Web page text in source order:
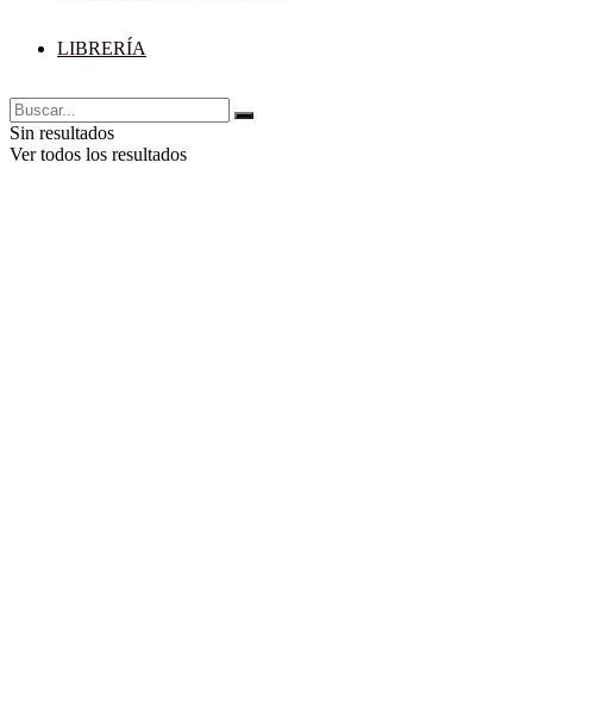
LIBRERÍA
Sin resultados
Ver todos los resultados